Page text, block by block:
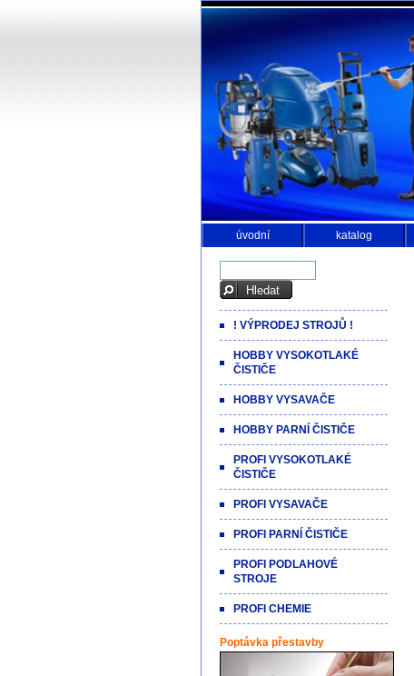
úvodní katalog
! VÝPRODEJ STROJŮ !
HOBBY VYSOKOTLAKÉ
ČISTIČE
HOBBY VYSAVAČE
HOBBY PARNÍ ČISTIČE
PROFI VYSOKOTLAKÉ
ČISTIČE
PROFI VYSAVAČE
PROFI PARNÍ ČISTIČE
PROFI PODLAHOVÉ
STROJE
PROFI CHEMIE
Poptávka přestavby